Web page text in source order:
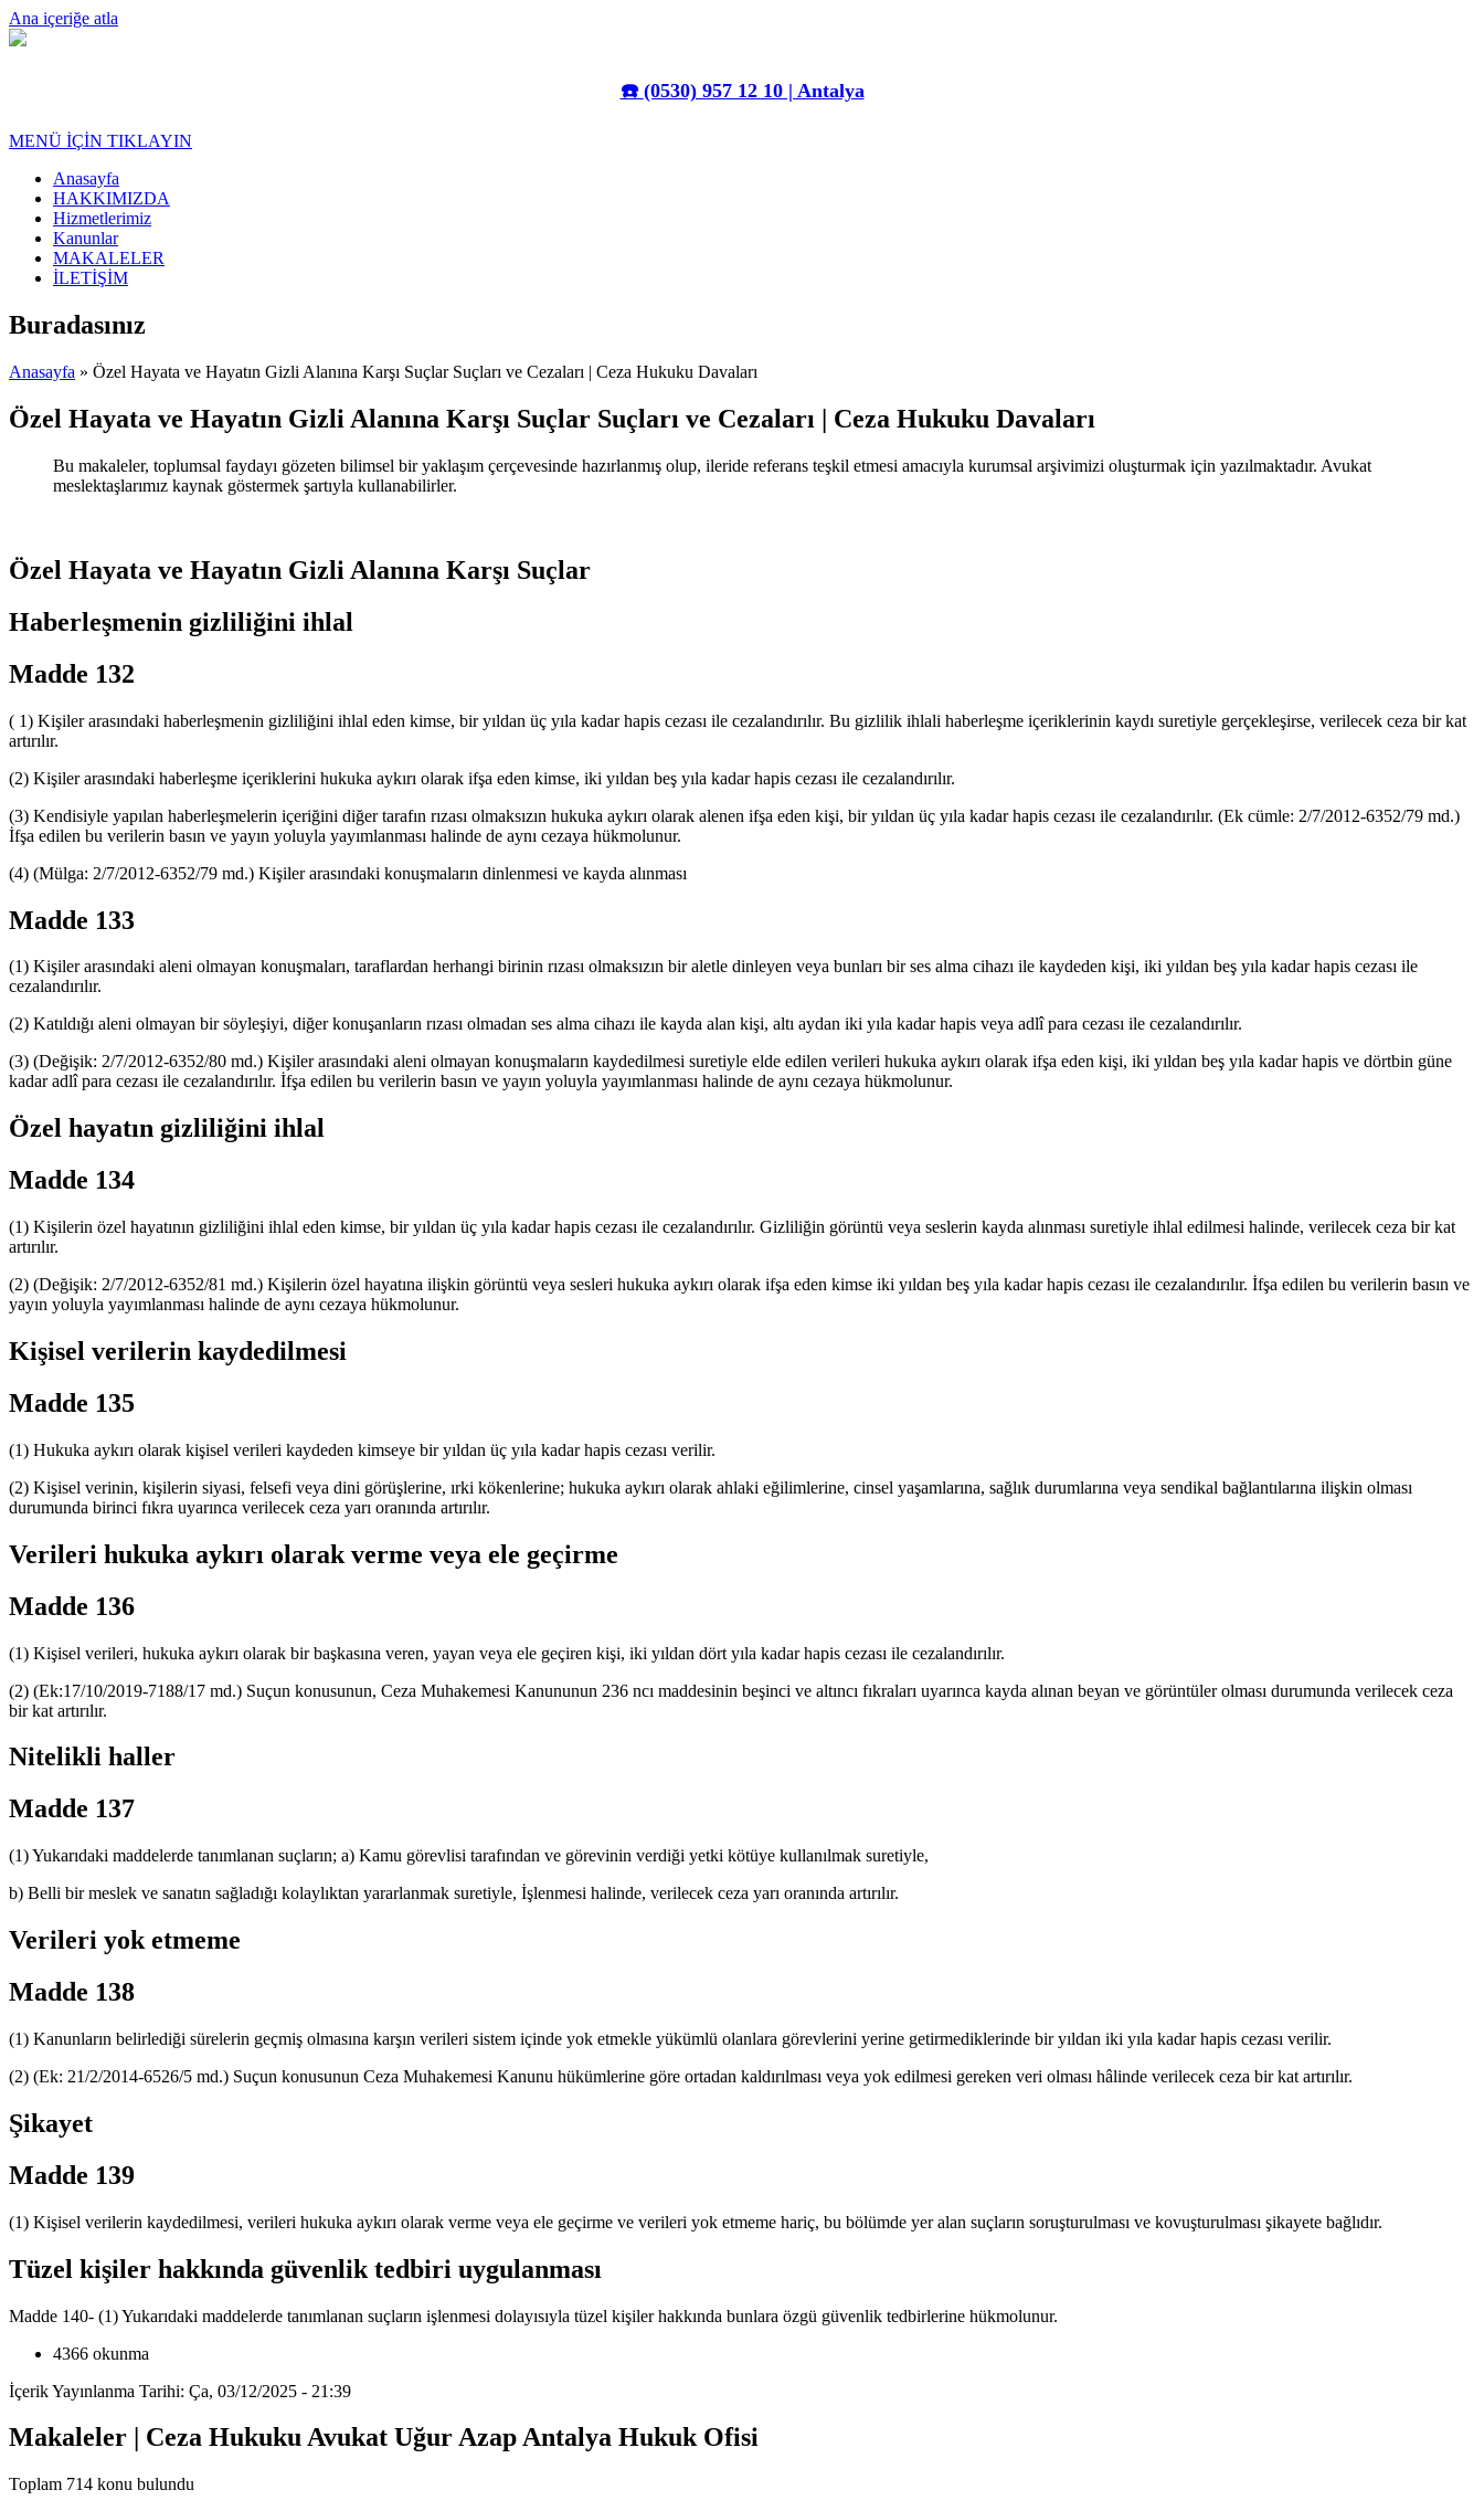
Ana içeriğe atla
☎️ (0530) 957 12 10 | Antalya
MENÜ İÇİN TIKLAYIN
Anasayfa
HAKKIMIZDA
Hizmetlerimiz
Kanunlar
MAKALELER
İLETİŞİM
Buradasınız
Anasayfa » Özel Hayata ve Hayatın Gizli Alanına Karşı Suçlar Suçları ve Cezaları | Ceza Hukuku Davaları
Özel Hayata ve Hayatın Gizli Alanına Karşı Suçlar Suçları ve Cezaları | Ceza Hukuku Davaları
Bu makaleler, toplumsal faydayı gözeten bilimsel bir yaklaşım çerçevesinde hazırlanmış olup, ileride referans teşkil etmesi amacıyla kurumsal arşivimizi oluşturmak için yazılmaktadır. Avukat
meslektaşlarımız kaynak göstermek şartıyla kullanabilirler.
Özel Hayata ve Hayatın Gizli Alanına Karşı Suçlar
Haberleşmenin gizliliğini ihlal
Madde 132
( 1) Kişiler arasındaki haberleşmenin gizliliğini ihlal eden kimse, bir yıldan üç yıla kadar hapis cezası ile cezalandırılır. Bu gizlilik ihlali haberleşme içeriklerinin kaydı suretiyle gerçekleşirse, verilecek ceza bir kat
artırılır.
(2) Kişiler arasındaki haberleşme içeriklerini hukuka aykırı olarak ifşa eden kimse, iki yıldan beş yıla kadar hapis cezası ile cezalandırılır.
(3) Kendisiyle yapılan haberleşmelerin içeriğini diğer tarafın rızası olmaksızın hukuka aykırı olarak alenen ifşa eden kişi, bir yıldan üç yıla kadar hapis cezası ile cezalandırılır. (Ek cümle: 2/7/2012-6352/79 md.)
İfşa edilen bu verilerin basın ve yayın yoluyla yayımlanması halinde de aynı cezaya hükmolunur.
(4) (Mülga: 2/7/2012-6352/79 md.) Kişiler arasındaki konuşmaların dinlenmesi ve kayda alınması
Madde 133
(1) Kişiler arasındaki aleni olmayan konuşmaları, taraflardan herhangi birinin rızası olmaksızın bir aletle dinleyen veya bunları bir ses alma cihazı ile kaydeden kişi, iki yıldan beş yıla kadar hapis cezası ile
cezalandırılır.
(2) Katıldığı aleni olmayan bir söyleşiyi, diğer konuşanların rızası olmadan ses alma cihazı ile kayda alan kişi, altı aydan iki yıla kadar hapis veya adlî para cezası ile cezalandırılır.
(3) (Değişik: 2/7/2012-6352/80 md.) Kişiler arasındaki aleni olmayan konuşmaların kaydedilmesi suretiyle elde edilen verileri hukuka aykırı olarak ifşa eden kişi, iki yıldan beş yıla kadar hapis ve dörtbin güne
kadar adlî para cezası ile cezalandırılır. İfşa edilen bu verilerin basın ve yayın yoluyla yayımlanması halinde de aynı cezaya hükmolunur.
Özel hayatın gizliliğini ihlal
Madde 134
(1) Kişilerin özel hayatının gizliliğini ihlal eden kimse, bir yıldan üç yıla kadar hapis cezası ile cezalandırılır. Gizliliğin görüntü veya seslerin kayda alınması suretiyle ihlal edilmesi halinde, verilecek ceza bir kat
artırılır.
(2) (Değişik: 2/7/2012-6352/81 md.) Kişilerin özel hayatına ilişkin görüntü veya sesleri hukuka aykırı olarak ifşa eden kimse iki yıldan beş yıla kadar hapis cezası ile cezalandırılır. İfşa edilen bu verilerin basın ve
yayın yoluyla yayımlanması halinde de aynı cezaya hükmolunur.
Kişisel verilerin kaydedilmesi
Madde 135
(1) Hukuka aykırı olarak kişisel verileri kaydeden kimseye bir yıldan üç yıla kadar hapis cezası verilir.
(2) Kişisel verinin, kişilerin siyasi, felsefi veya dini görüşlerine, ırki kökenlerine; hukuka aykırı olarak ahlaki eğilimlerine, cinsel yaşamlarına, sağlık durumlarına veya sendikal bağlantılarına ilişkin olması
durumunda birinci fıkra uyarınca verilecek ceza yarı oranında artırılır.
Verileri hukuka aykırı olarak verme veya ele geçirme
Madde 136
(1) Kişisel verileri, hukuka aykırı olarak bir başkasına veren, yayan veya ele geçiren kişi, iki yıldan dört yıla kadar hapis cezası ile cezalandırılır.
(2) (Ek:17/10/2019-7188/17 md.) Suçun konusunun, Ceza Muhakemesi Kanununun 236 ncı maddesinin beşinci ve altıncı fıkraları uyarınca kayda alınan beyan ve görüntüler olması durumunda verilecek ceza
bir kat artırılır.
Nitelikli haller
Madde 137
(1) Yukarıdaki maddelerde tanımlanan suçların; a) Kamu görevlisi tarafından ve görevinin verdiği yetki kötüye kullanılmak suretiyle,
b) Belli bir meslek ve sanatın sağladığı kolaylıktan yararlanmak suretiyle, İşlenmesi halinde, verilecek ceza yarı oranında artırılır.
Verileri yok etmeme
Madde 138
(1) Kanunların belirlediği sürelerin geçmiş olmasına karşın verileri sistem içinde yok etmekle yükümlü olanlara görevlerini yerine getirmediklerinde bir yıldan iki yıla kadar hapis cezası verilir.
(2) (Ek: 21/2/2014-6526/5 md.) Suçun konusunun Ceza Muhakemesi Kanunu hükümlerine göre ortadan kaldırılması veya yok edilmesi gereken veri olması hâlinde verilecek ceza bir kat artırılır.
Şikayet
Madde 139
(1) Kişisel verilerin kaydedilmesi, verileri hukuka aykırı olarak verme veya ele geçirme ve verileri yok etmeme hariç, bu bölümde yer alan suçların soruşturulması ve kovuşturulması şikayete bağlıdır.
Tüzel kişiler hakkında güvenlik tedbiri uygulanması
Madde 140- (1) Yukarıdaki maddelerde tanımlanan suçların işlenmesi dolayısıyla tüzel kişiler hakkında bunlara özgü güvenlik tedbirlerine hükmolunur.
4366 okunma
İçerik Yayınlanma Tarihi: Ça, 03/12/2025 - 21:39
Makaleler | Ceza Hukuku Avukat Uğur Azap Antalya Hukuk Ofisi
Toplam 714 konu bulundu